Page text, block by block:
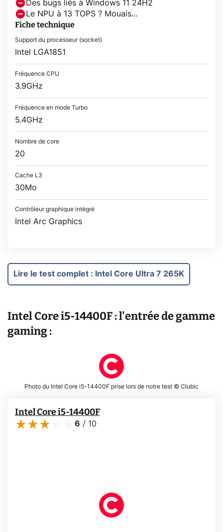
Des bugs liés à Windows 11 24H2
Le NPU à 13 TOPS ? Mouais...
Fiche technique
Support du processeur (socket)
Intel LGA1851
Fréquence CPU
3.9GHz
Fréquence en mode Turbo
5.4GHz
Nombre de core
20
Cache L3
30Mo
Contrôleur graphique intégré
Intel Arc Graphics
Lire le test complet : Intel Core Ultra 7 265K
Intel Core i5-14400F : l'entrée de gamme
gaming :
Photo du Intel Core i5-14400F prise lors de notre test © Clubic
Intel Core i5-14400F
6 / 10